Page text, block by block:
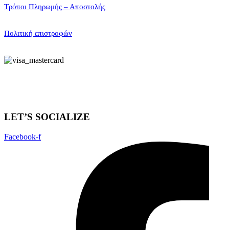
Τρόποι Πληρωμής – Αποστολής
Πολιτική επιστροφών
LET’S SOCIALIZE
Facebook-f